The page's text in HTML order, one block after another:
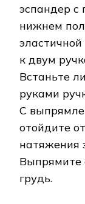
эспандер с
нижнем
к двум
Встаньте
руками
С
отойдите
натяжения
Выпрямите
грудь.